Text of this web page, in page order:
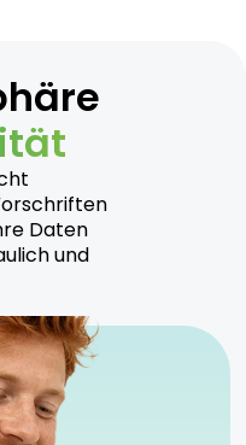
Daten
und